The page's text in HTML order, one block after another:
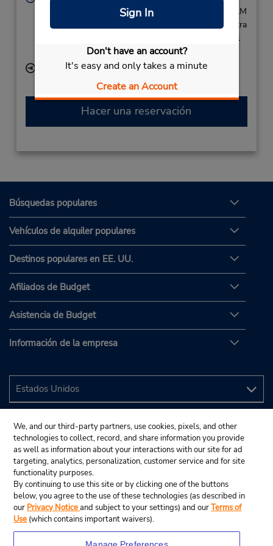
Sign In
Don't have an account?
It's easy and only takes a minute
Create an Account
Sun - Sat 8:00 AM - 4:00 PM and 11:00 PM - 6:00 AM
Si llega en avión, el mostrador de alquiler se encuentra
dentro de la terminal con una caminata corta hasta el
estacionamiento.
Ubicación para depositar llaves
Hacer una reservación
Búsquedas populares
Vehículos de alquiler populares
Destinos populares en EE. UU.
Afiliados de Budget
Asistencia de Budget
Información de la empresa
We, and our third-party partners, use cookies, pixels, and other
technologies to collect, record, and share information you provide
as well as information about your interactions with our site for ad
targeting, analytics, personalization, customer service and for site
functionality purposes.
By continuing to use this site or by clicking one of the buttons
below, you agree to the use of these technologies (as described in
our Privacy Noticeand subject to your settings) and ourTerms of
Use (which contains important waivers).